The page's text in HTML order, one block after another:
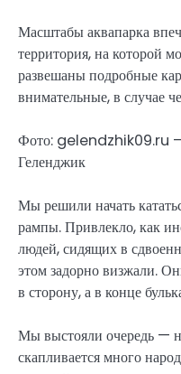
Масштабы аквапарка
территория, на которой
развешаны подробные
внимательные, в случае
Фото: gelendzhik09.ru —
Геленджик
Мы решили начать
рампы. Привлекло, как
людей, сидящих в
этом задорно визжали.
в сторону, а в конце
Мы выстояли очередь —
скапливается много